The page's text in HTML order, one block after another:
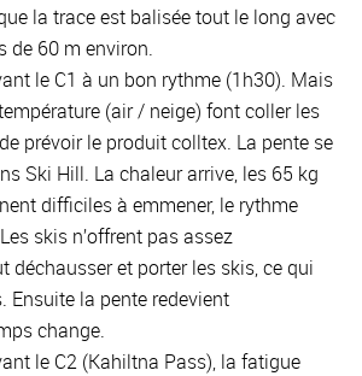
la trace est balisée tout le long avec
de 60 m environ.
le C1 à un bon rythme (1h30). Mais
(air / neige) font coller les
prévoir le produit colltex. La pente se
Ski Hill. La chaleur arrive, les 65 kg
difficiles à emmener, le rythme
skis n’offrent pas assez
déchausser et porter les skis, ce qui
Ensuite la pente redevient
change.
le C2 (Kahiltna Pass), la fatigue